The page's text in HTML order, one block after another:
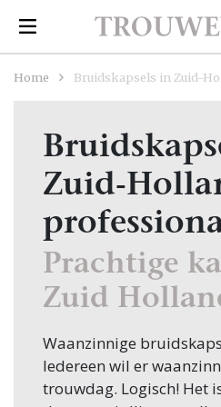
Home Bruidskapsels in Zuid-
Zuid-
Prachtige
Zuid
Waanzinnige
Iedereen wil er
trouwdag. Logisch! Het